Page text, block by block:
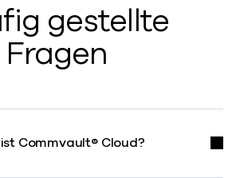
gestellte
Fragen
Commvault® Cloud?